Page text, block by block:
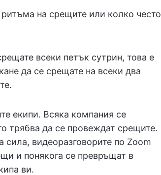
на срещите или колко често
всеки петък сутрин, това е
да се срещате на всеки два
екипи. Всяка компания се
трябва да се провеждат срещите.
сила, видеоразговорите по Zoom
и понякога се превръщат в
ви.